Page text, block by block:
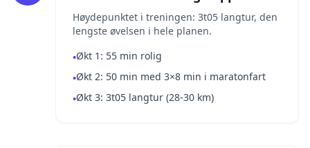
Høydepunktet i treningen: 3t05 langtur, den
lengste øvelsen i hele planen.
•Økt 1: 55 min rolig
•Økt 2: 50 min med 3×8 min i maratonfart
•Økt 3: 3t05 langtur (28-30 km)